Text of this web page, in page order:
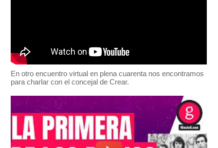
En otro encuentro virtual en plena cuarenta nos encontramos
para charlar con el concejal de Crear.